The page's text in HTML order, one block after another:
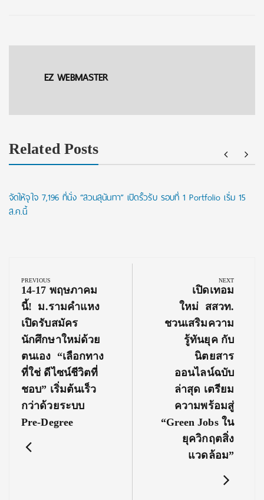
EZ WEBMASTER
Related Posts
จัดให้จุใจ 7,196 ที่นั่ง “สวนสุนันทา” เปิดรั้วรับ รอบที่ 1 Portfolio เริ่ม 15
ส.ค.นี้
navigation
PREVIOUS
Previous
Post:
14-17 พฤษภาคม
นี้! ม.รามคำแหง
เปิดรับสมัคร
นักศึกษาใหม่ด้วย
ตนเอง “เลือกทาง
ที่ใช่ ดีไซน์ชีวิตที่
ชอบ” เริ่มต้นเร็ว
กว่าด้วยระบบ
Pre-Degree
NEXT
Next
Post:
เปิดเทอม
ใหม่ สสวท.
ชวนเสริมความ
รู้ทันยุค กับ
นิตยสาร
ออนไลน์ฉบับ
ล่าสุด เตรียม
ความพร้อมสู่
“Green Jobs ใน
ยุควิกฤตสิ่ง
แวดล้อม”